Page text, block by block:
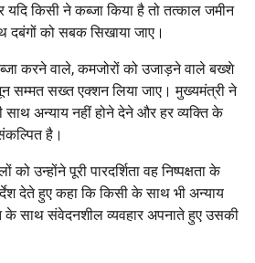
यदि किसी ने कब्जा किया है तो तत्काल जमीन
दबंगों को सबक सिखाया जाए।
करने वाले, कमजोरों को उजाड़ने वाले बख्शे
सम्मत सख्त एक्शन लिया जाए। मुख्यमंत्री ने
अन्याय नहीं होने देने और हर व्यक्ति के
है।
उन्होंने पूरी पारदर्शिता वह निष्पक्षता के
देते हुए कहा कि किसी के साथ भी अन्याय
के साथ संवेदनशील व्यवहार अपनाते हुए उसकी